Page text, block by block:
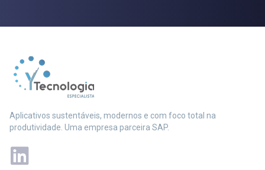
Aplicativos sustentáveis, modernos e com foco total na
produtividade. Uma empresa parceira SAP.